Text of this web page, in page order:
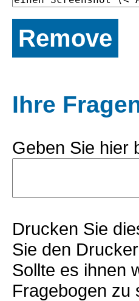
Remove
Ihre
Geben Sie hier
Drucken Sie
Sie den
Sollte es ihnen
Fragebogen zu